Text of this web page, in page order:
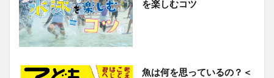
を楽しむコツ
魚は何を思っているの？＜